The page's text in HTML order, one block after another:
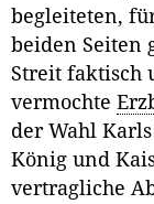
begleiteten,
beiden Seiten
Streit faktisch
vermochte
der Wahl
König und
vertragliche